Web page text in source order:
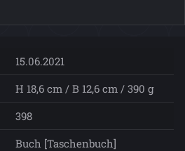
15.06.2021
H 18,6 cm / B 12,6 cm / 390 g
398
Buch [Taschenbuch]